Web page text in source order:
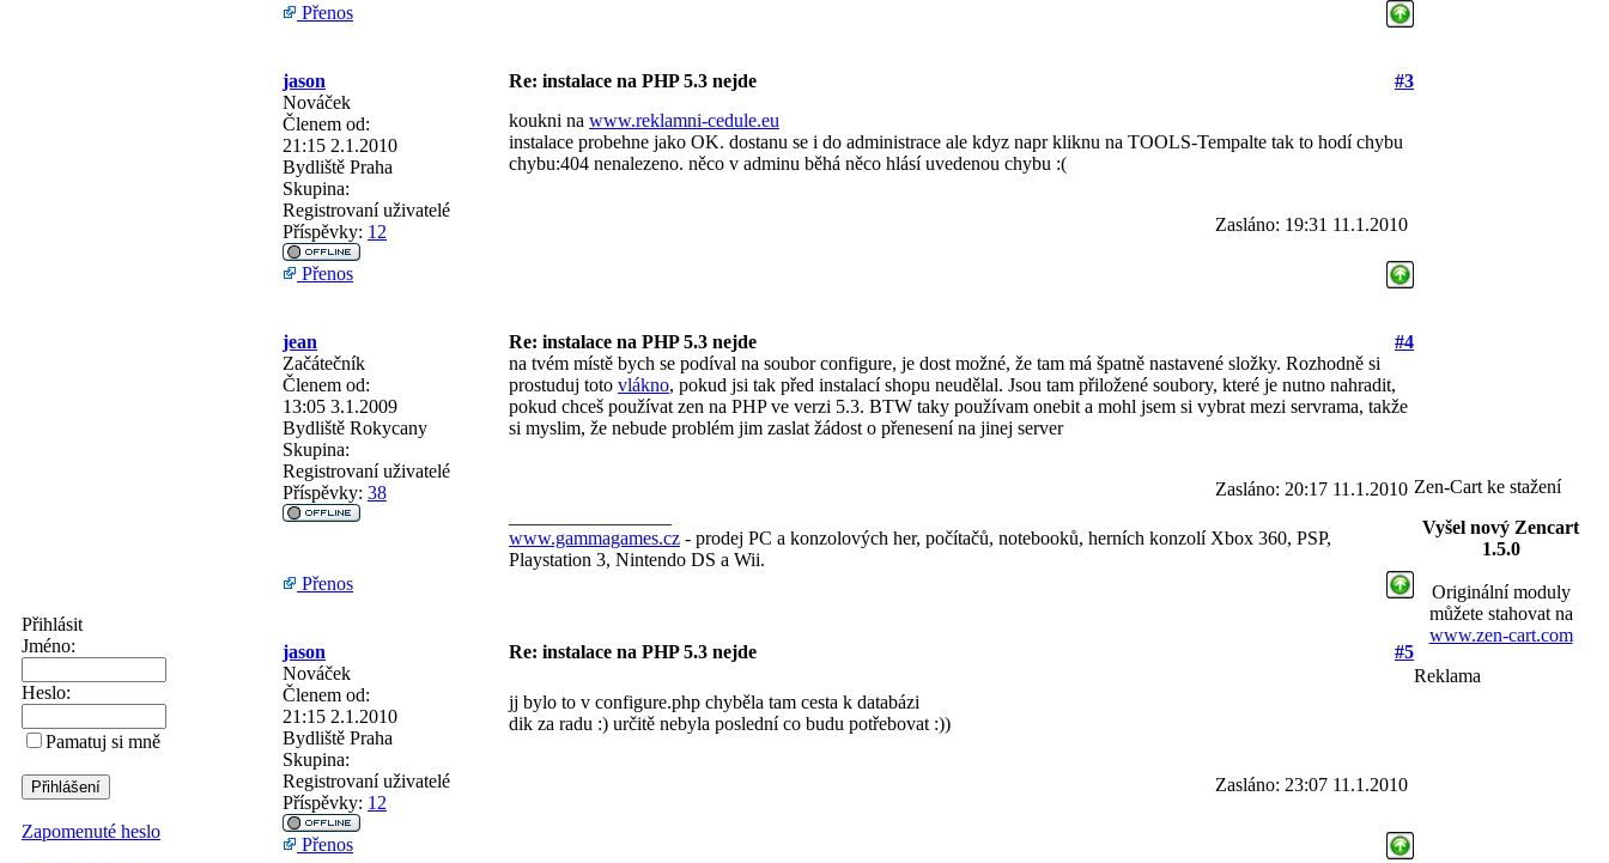
Přihlásit
Jméno:
Heslo:
Pamatuj si mně
Zapomenuté heslo
Přenos
jason Re: instalace na PHP 5.3 nejde
#3
Nováček
Členem od:
21:15 2.1.2010
Bydliště Praha
Skupina:
Registrovaní uživatelé
Příspěvky: 12
koukni na www.reklamni-cedule.eu
instalace probehne jako OK. dostanu se i do administrace ale kdyz napr kliknu na TOOLS-Tempalte tak to hodí chybu
chybu:404 nenalezeno. něco v adminu běhá něco hlásí uvedenou chybu :(
Zasláno: 19:31 11.1.2010
Přenos
jean Re: instalace na PHP 5.3 nejde
#4
Začátečník
Členem od:
13:05 3.1.2009
Bydliště Rokycany
Skupina:
Registrovaní uživatelé
Příspěvky: 38
na tvém místě bych se podíval na soubor configure, je dost možné, že tam má špatně nastavené složky. Rozhodně si
prostuduj toto vlákno, pokud jsi tak před instalací shopu neudělal. Jsou tam přiložené soubory, které je nutno nahradit,
pokud chceš používat zen na PHP ve verzi 5.3. BTW taky používam onebit a mohl jsem si vybrat mezi servrama, takže
si myslim, že nebude problém jim zaslat žádost o přenesení na jinej server
Zasláno: 20:17 11.1.2010
www.gammagames.cz - prodej PC a konzolových her, počítačů, notebooků, herních konzolí Xbox 360, PSP,
Playstation 3, Nintendo DS a Wii.
Přenos
jason Re: instalace na PHP 5.3 nejde
#5
Nováček
Členem od:
21:15 2.1.2010
Bydliště Praha
Skupina:
Registrovaní uživatelé
Příspěvky: 12
jj bylo to v configure.php chyběla tam cesta k databázi
dik za radu :) určitě nebyla poslední co budu potřebovat :))
Zasláno: 23:07 11.1.2010
Přenos
Zen-Cart ke stažení
Vyšel nový Zencart
1.5.0
Originální moduly
můžete stahovat na
www.zen-cart.com
Reklama